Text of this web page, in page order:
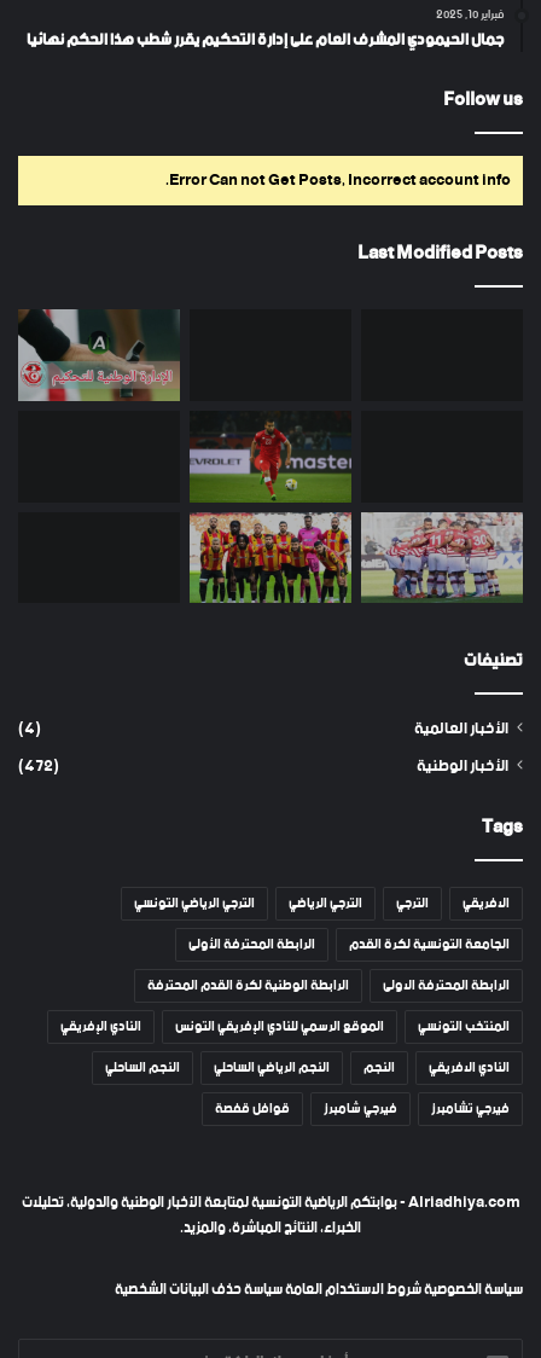
فبراير 10, 2025
جمال الحيمودي المشرف العام على إدارة التحكيم يقرر شطب هذا الحكم نهائيا
Follow us
Error Can not Get Posts, Incorrect account info.
Last Modified Posts
تصنيفات
الأخبار العالمية
(4)
الأخبار الوطنية
(472)
Tags
الافريقي الترجي الترجي الرياضي
الترجي الرياضي التونسي
الجامعة التونسية لكرة القدم
الرابطة المحترفة الأولى
الرابطة المحترفة الاولى
الرابطة الوطنية لكرة القدم المحترفة
المنتخب التونسي
الموقع الرسمي للنادي الإفريقي التونس
النادي الإفريقي
النادي الافريقي
النجم النجم الرياضي الساحلي
النجم الساحلي
فيرجي تشامبرز
فيرجي شامبرز قوافل قفصة
Alriadhiya.com - بوابتكم الرياضية التونسية لمتابعة الأخبار الوطنية والدولية، تحليلات
الخبراء، النتائج المباشرة، والمزيد.
سياسة الخصوصيةشروط الاستخدام العامةسياسة حذف البيانات الشخصية